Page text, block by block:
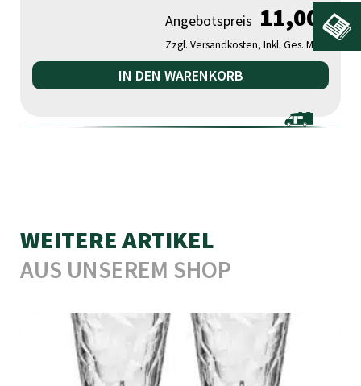
Angebotspreis 11,00 €
Zzgl. Versandkosten, Inkl. Ges. MwSt.
IN DEN WARENKORB
WEITERE ARTIKEL
AUS UNSEREM SHOP